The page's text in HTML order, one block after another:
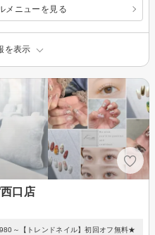
メニューを見る
を表示
口店
～【トレンドネイル】初回オフ無料★